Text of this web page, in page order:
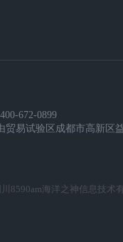
672-0899
贸易试验区成都市高新区
8590am海洋之神信息技术